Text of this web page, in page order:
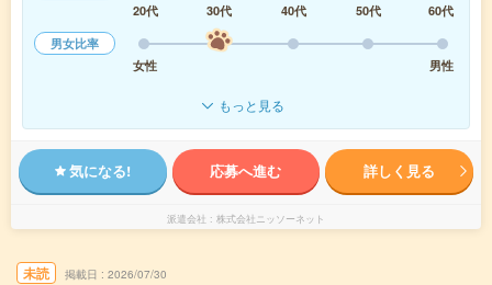
20代
30代 40代 50代
60代
男女比率
女性
男性
もっと見る
気になる! 応募へ進む 詳しく見る
派遣会社 株式会社ニッソーネット
未読 掲載日 2026/07/30